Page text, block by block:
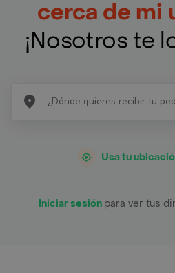
cerca de mi
¡Nosotros te
Usa tu
Iniciar sesión para ver tus